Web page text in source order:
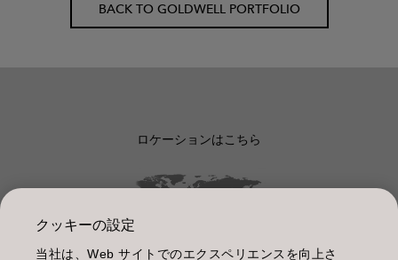
BACK TO GOLDWELL PORTFOLIO
ロケーションはこちら
クッキーの設定
当社は、Web サイトでのエクスペリエンスを向上さ